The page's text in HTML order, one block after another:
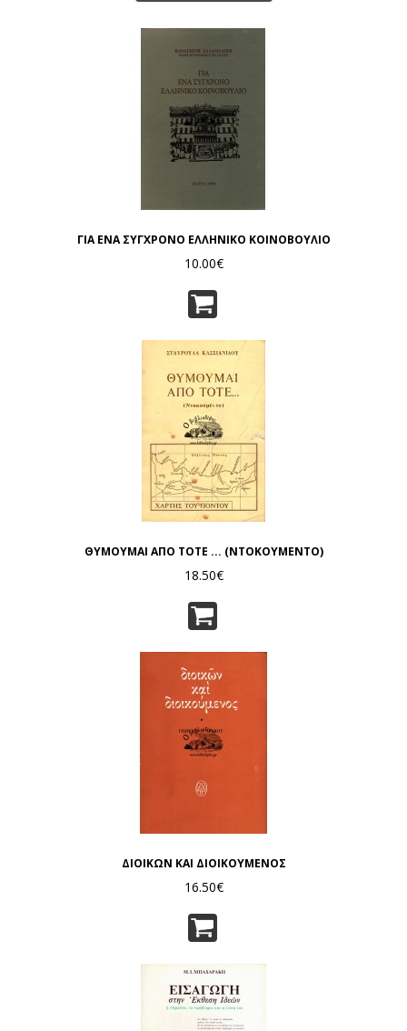
ΓΙΑ ΕΝΑ ΣΥΓΧΡΟΝΟ ΕΛΛΗΝΙΚΟ ΚΟΙΝΟΒΟΥΛΙΟ
10.00€
ΘΥΜΟΥΜΑΙ ΑΠΟ ΤΟΤΕ ... (ΝΤΟΚΟΥΜΕΝΤΟ)
18.50€
ΔΙΟΙΚΩΝ ΚΑΙ ΔΙΟΙΚΟΥΜΕΝΟΣ
16.50€